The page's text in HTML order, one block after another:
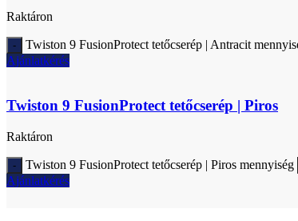
Raktáron
Twiston 9 FusionProtect tetőcserép | Antracit
Ajánlatkérés
Twiston 9 FusionProtect tetőcserép | Piros
Raktáron
Twiston 9 FusionProtect tetőcserép | Piros mennyiség
Ajánlatkérés